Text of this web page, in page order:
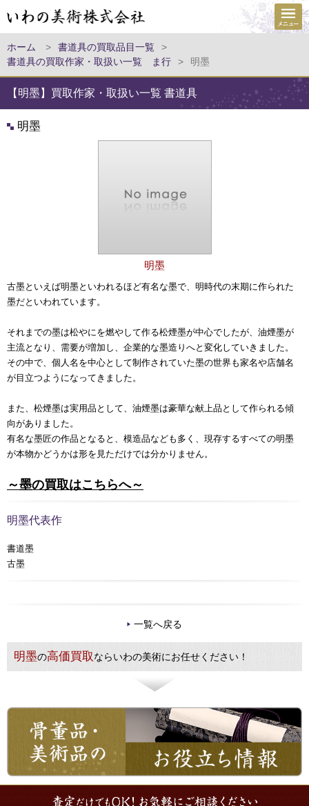
ホーム > 書道具の買取品目一覧
>
書道具の買取作家・取扱い一覧 ま行
> 明墨
【明墨】買取作家・取扱い一覧 書道具
明墨
明墨
古墨といえば明墨といわれるほど有名な墨で、明時代の末期に作られた
墨だといわれています。
それまでの墨は松やにを燃やして作る松煙墨が中心でしたが、油煙墨が
主流となり、需要が増加し、企業的な墨造りへと変化していきました。
その中で、個人名を中心として制作されていた墨の世界も家名や店舗名
が目立つようになってきました。
また、松煙墨は実用品として、油煙墨は豪華な献上品として作られる傾
向がありました。
有名な墨匠の作品となると、模造品なども多く、現存するすべての明墨
が本物かどうかは形を見ただけでは分かりません。
～墨の買取はこちらへ～
明墨代表作
書道墨
古墨
一覧へ戻る
明墨の高価買取ならいわの美術にお任せください！